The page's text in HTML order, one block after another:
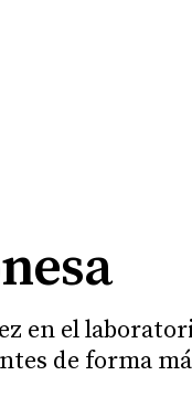
en el
de forma